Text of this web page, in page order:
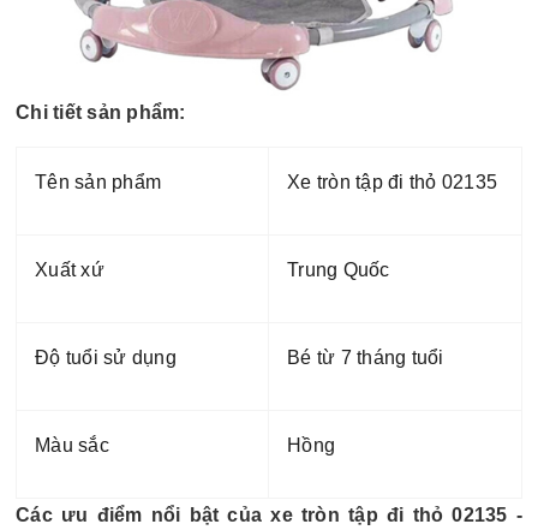
Chi tiết sản phẩm:
Tên sản phẩm Xe tròn tập đi thỏ 02135
Xuất xứ Trung Quốc
Độ tuổi sử dụng Bé từ 7 tháng tuổi
Màu sắc Hồng
Các ưu điểm nổi bật của xe tròn tập đi thỏ 02135 -